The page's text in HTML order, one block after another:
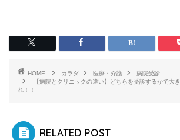
HOME カラダ 医療・介護
病院受診
【病院とクリニックの違い】どちらを受診するかで大
れ！！
RELATED POST